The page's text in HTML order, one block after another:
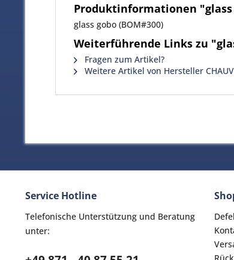
Produktinformationen "glass
glass gobo (BOM#300)
Weiterführende Links zu
Fragen zum Artikel?
Weitere Artikel von Hersteller
Service Hotline
Telefonische Unterstützung und Beratung
unter: